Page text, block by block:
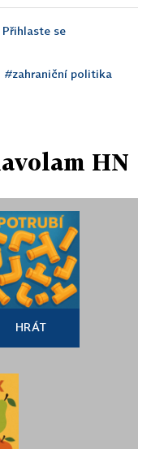
Přihlaste se
#zahraniční politika
HN
HRÁT